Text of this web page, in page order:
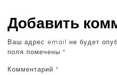
Добавить
Ваш адрес email не будет
поля помечены *
Комментарий *